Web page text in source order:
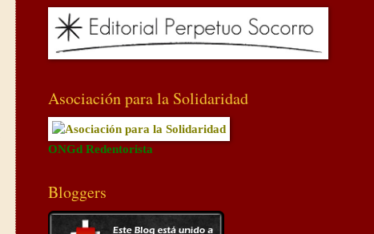
Asociación para la Solidaridad
ONGd Redentorista
Bloggers